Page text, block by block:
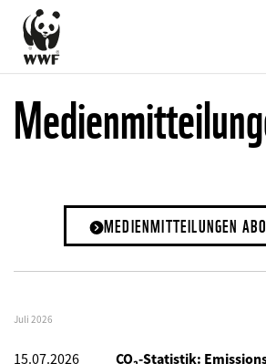
Direkt
zum
Inhalt
MEDIENMITTEILUNGEN
Juli 2026
15.07.2026
CO₂-Statistik: